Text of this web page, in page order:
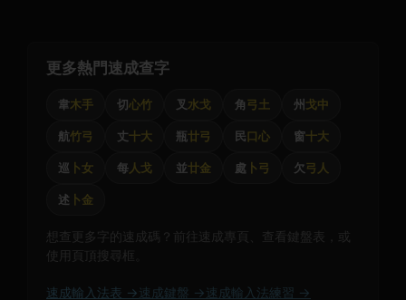
更多熱門速成查字
韋木手 切心竹 叉 水戈 角弓土 州 戈中
航竹弓 丈十大 瓶廿弓 民口心 窗十大
巡 卜女 每人戈 並廿金 處 卜弓 欠弓人
述 卜金
想查更多字的速成碼？前往速成專頁、查看鍵盤表，或
使用頁頂搜尋框。
速成輸入法表 → 速成鍵盤 → 速成輸入法練習 →